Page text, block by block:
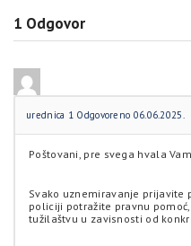
1 Odgovor
urednica 1 Odgovoreno 06.06.2025.
Poštovani, pre svega hvala
Svako uznemiravanje
policiji potražite pravnu
tužilaštvu u zavisnosti od